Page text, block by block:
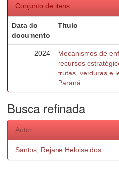
Conjunto de itens:
Data do
documento
Título
2024
Mecanismos de
recursos
frutas, verduras e
Paraná
Busca refinada
Autor
Santos, Rejane Heloise dos